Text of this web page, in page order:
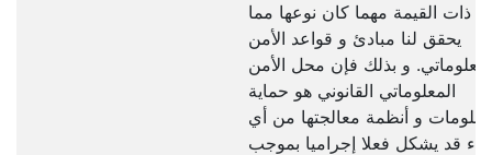
ذات القيمة مهما كان نوعها مما
يحقق لنا مبادئ و قواعد الأمن
و بذلك فإن محل الأمن
المعلوماتي القانوني هو حماية
و أنظمة معالجتها من أي
قد يشكل فعلا إجراميا بموجب